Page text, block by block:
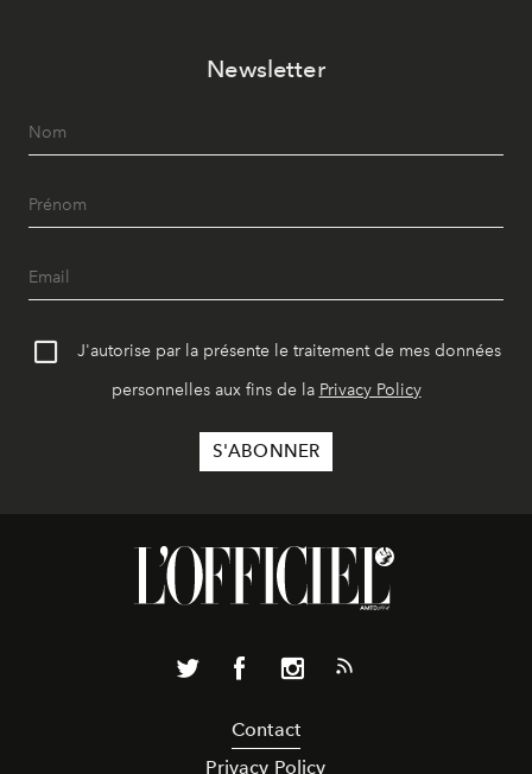
Newsletter
J'autorise par la présente le traitement de mes données
personnelles aux fins de la Privacy Policy
Contact
Privacy Policy